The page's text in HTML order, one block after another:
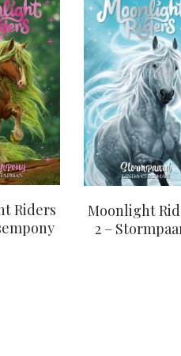
Riders
Moonlight
2 –